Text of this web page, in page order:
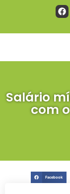
Salário
com
Facebook